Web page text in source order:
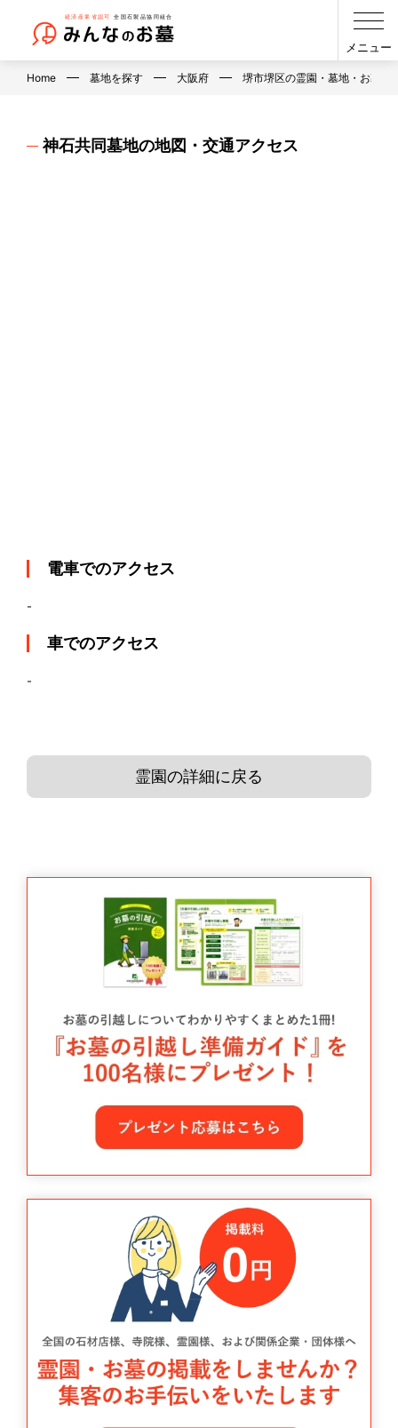
メニュー
Home 墓地を探す 大阪府 堺市堺区の霊園・墓地・お墓
神石共同墓地の地図・交通アクセス
電車でのアクセス
-
車でのアクセス
-
霊園の詳細に戻る